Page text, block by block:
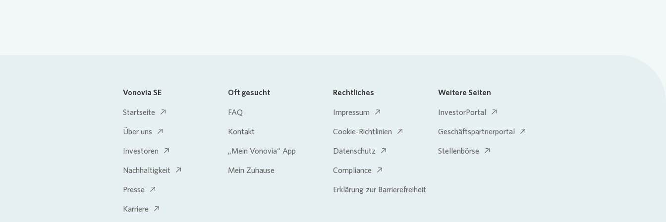
Vonovia SE
Startseite
Über uns
Investoren
Nachhaltigkeit
Presse
Karriere
Oft gesucht
FAQ
Kontakt
„Mein Vonovia“ App
Mein Zuhause
Rechtliches
Impressum
Cookie-Richtlinien
Datenschutz
Compliance
Erklärung zur Barrierefreiheit
Weitere Seiten
InvestorPortal
Geschäftspartnerportal
Stellenbörse